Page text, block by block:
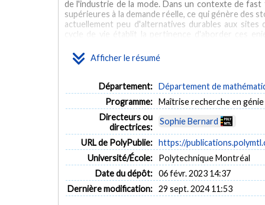
Afficher le résumé
de l'industrie de la mode. Dans un contexte de
supérieures à la demande réelle, ce qui génère des
actuellement peu d'alternatives durables aux
cycle de vie établit la pertinence d'aborder ces
d'approvisionnement conventionnelle d'un
matière première jusqu'aux vêtements usagés
crée des pays consommateurs dépendants des
équipés pour gérer les résidus textiles. L'étude
stratégies majeures pour une transition durable,
et le manque de pratiques fiables de gestion des
développe un modèle d'optimisation
consommateurs et l'élasticité croisée des
solde en fin de tendance. Dans un premier temps,
présence de politiques publiques : une taxe sur
producteur. Ensuite, les quantités mises sur le
un planificateur social maximisant la fonction
incitatifs économiques sur la prise de
supplémentaires à la production, il y a une baisse
Département: Département de
Programme: Maîtrise recherche en
Directeurs ou
directrices:
Sophie Bernard
URL de PolyPublie: https://
Université/École:
Polytechnique Montréal
Date du dépôt: 06 févr. 2023 14:37
Dernière modification: 29 sept. 2024 11:53